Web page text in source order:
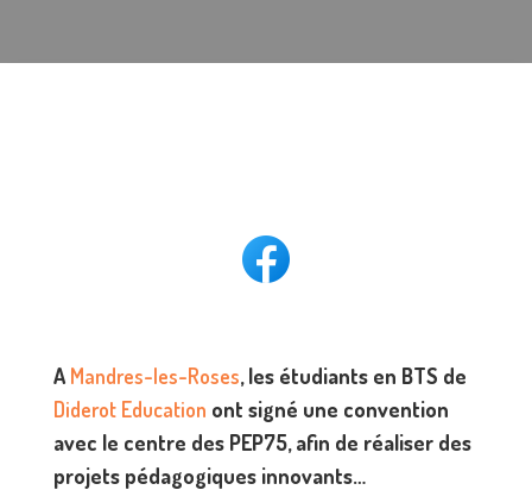
A Mandres-les-Roses, les étudiants en BTS de
Diderot Education ont signé une convention
avec le centre des PEP75, afin de réaliser des
projets pédagogiques innovants…